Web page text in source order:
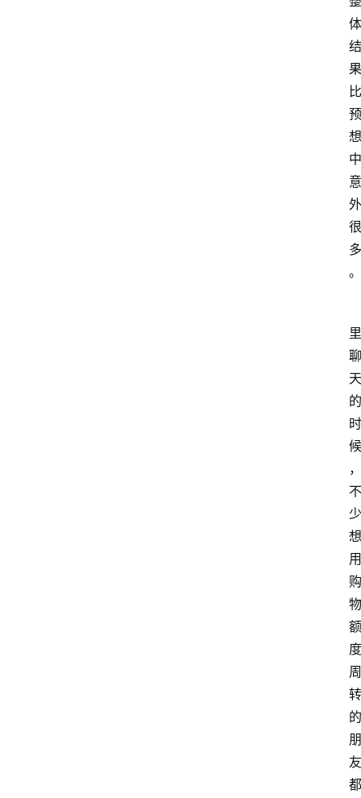
体
结
果
比
预
想
中
意
外
很
多
。
里
聊
天
的
时
候
，
不
少
想
用
购
物
额
度
周
转
的
朋
友
都